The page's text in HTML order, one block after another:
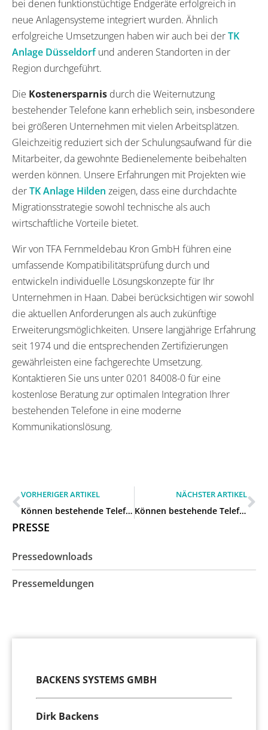
bei denen funktionstüchtige Endgeräte erfolgreich in
neue Anlagensysteme integriert wurden. Ähnlich
erfolgreiche Umsetzungen haben wir auch bei derTK
Anlage Düsseldorfund anderen Standorten in der
Region durchgeführt.
Die Kostenersparnis durch die Weiternutzung
bestehender Telefone kann erheblich sein, insbesondere
bei größeren Unternehmen mit vielen Arbeitsplätzen.
Gleichzeitig reduziert sich der Schulungsaufwand für die
Mitarbeiter, da gewohnte Bedienelemente beibehalten
werden können. Unsere Erfahrungen mit Projekten wie
derTK Anlage Hilden zeigen, dass eine durchdachte
Migrationsstrategie sowohl technische als auch
wirtschaftliche Vorteile bietet.
Wir von TFA Fernmeldebau Kron GmbH führen eine
umfassende Kompatibilitätsprüfung durch und
entwickeln individuelle Lösungskonzepte für Ihr
Unternehmen in Haan. Dabei berücksichtigen wir sowohl
die aktuellen Anforderungen als auch zukünftige
Erweiterungsmöglichkeiten. Unsere langjährige Erfahrung
seit 1974 und die entsprechenden Zertifizierungen
gewährleisten eine fachgerechte Umsetzung.
Kontaktieren Sie uns unter 0201 84008-0 für eine
kostenlose Beratung zur optimalen Integration Ihrer
bestehenden Telefone in eine moderne
Kommunikationslösung.
VORHERIGER ARTIKEL
Können bestehende Telefone bei einer neuen Anlage weiter genutzt werden in Erkrath?
NÄCHSTER ARTIKEL
Können bestehende Telefone bei einer neuen Anlage weiter genutzt werden in Hilden?
PRESSE
Pressedownloads
Pressemeldungen
BACKENS SYSTEMS GMBH
Dirk Backens